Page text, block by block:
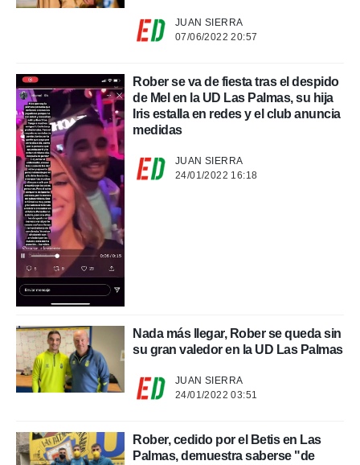
en
en
de
un
o acceder
datos
perfiles
utilizar
crear un
uso de
JUAN SIERRA
07/06/2022 20:57
Rober se va de fiesta tras el despido
de Mel en la UD Las Palmas, su hija
Iris estalla en redes y el club anuncia
medidas
JUAN SIERRA
24/01/2022 16:18
Nada más llegar, Rober se queda sin
su gran valedor en la UD Las Palmas
JUAN SIERRA
24/01/2022 03:51
Rober, cedido por el Betis en Las
Palmas, demuestra saberse "de